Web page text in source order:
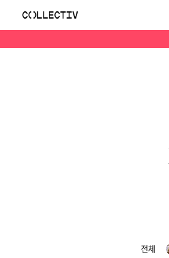
Goyard(고야드)는 1853년 프랑스 파리에서 시작된 헤리티지 트렁크·가방 브랜드입니다. 손으로 찍어
전체